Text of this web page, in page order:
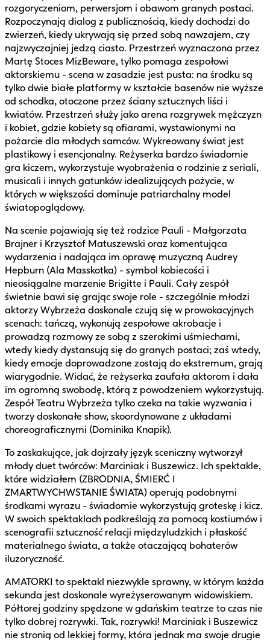
rozgoryczeniom, perwersjom i obawom granych postaci.
Rozpoczynają dialog z publicznością, kiedy dochodzi do
zwierzeń, kiedy ukrywają się przed sobą nawzajem, czy
najzwyczajniej jedzą ciasto. Przestrzeń wyznaczona przez
Martę Stoces MizBeware, tylko pomaga zespołowi
aktorskiemu - scena w zasadzie jest pusta: na środku są
tylko dwie białe platformy w kształcie basenów nie wyższe
od schodka, otoczone przez ściany sztucznych liści i
kwiatów. Przestrzeń służy jako arena rozgrywek mężczyzn
i kobiet, gdzie kobiety są ofiarami, wystawionymi na
pożarcie dla młodych samców. Wykreowany świat jest
plastikowy i esencjonalny. Reżyserka bardzo świadomie
gra kiczem, wykorzystuje wyobrażenia o rodzinie z seriali,
musicali i innych gatunków idealizujących pożycie, w
których w większości dominuje patriarchalny model
światopoglądowy.
Na scenie pojawiają się też rodzice Pauli - Małgorzata
Brajner i Krzysztof Matuszewski oraz komentująca
wydarzenia i nadająca im oprawę muzyczną Audrey
Hepburn (Ala Masskotka) - symbol kobiecości i
nieosiągalne marzenie Brigitte i Pauli. Cały zespół
świetnie bawi się grając swoje role - szczególnie młodzi
aktorzy Wybrzeża doskonale czują się w prowokacyjnych
scenach: tańczą, wykonują zespołowe akrobacje i
prowadzą rozmowy ze sobą z szerokimi uśmiechami,
wtedy kiedy dystansują się do granych postaci; zaś wtedy,
kiedy emocje doprowadzone zostają do ekstremum, grają
wiarygodnie. Widać, że reżyserka zaufała aktorom i dała
im ogromną swobodę, którą z powodzeniem wykorzystują.
Zespół Teatru Wybrzeża tylko czeka na takie wyzwania i
tworzy doskonałe show, skoordynowane z układami
choreograficznymi (Dominika Knapik).
To zaskakujące, jak dojrzały język sceniczny wytworzył
młody duet twórców: Marciniak i Buszewicz. Ich spektakle,
które widziałem (ZBRODNIA, ŚMIERĆ I
ZMARTWYCHWSTANIE ŚWIATA) operują podobnymi
środkami wyrazu - świadomie wykorzystują groteskę i kicz.
W swoich spektaklach podkreślają za pomocą kostiumów i
scenografii sztuczność relacji międzyludzkich i płaskość
materialnego świata, a także otaczającą bohaterów
iluzoryczność.
AMATORKI to spektakl niezwykle sprawny, w którym każda
sekunda jest doskonale wyreżyserowanym widowiskiem.
Półtorej godziny spędzone w gdańskim teatrze to czas nie
tylko dobrej rozrywki. Tak, rozrywki! Marciniak i Buszewicz
nie stronią od lekkiej formy, która jednak ma swoje drugie